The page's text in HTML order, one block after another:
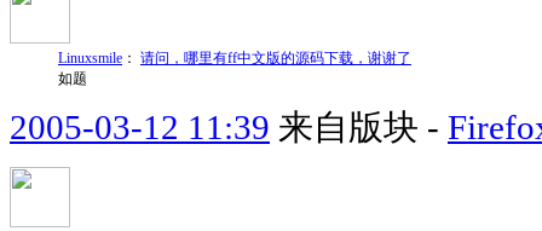
Linuxsmile ： 请问，哪里有ff中文版的源码下载，谢谢了
如题
2005-03-12 11:39 来自版块 -